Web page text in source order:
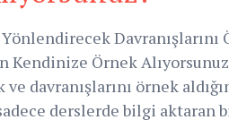
Davranışlarını
Kendinize Örnek
davranışlarını örnek
derslerde bilgi aktaran